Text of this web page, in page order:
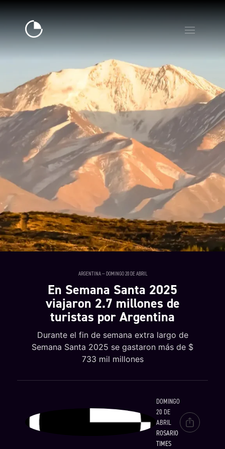
ARGENTINA — DOMINGO 20 DE ABRIL
En Semana Santa 2025
viajaron 2.7 millones de
turistas por Argentina
Durante el fin de semana extra largo de
Semana Santa 2025 se gastaron más de $
733 mil millones
DOMINGO
20 DE
ABRIL
ROSARIO
TIMES